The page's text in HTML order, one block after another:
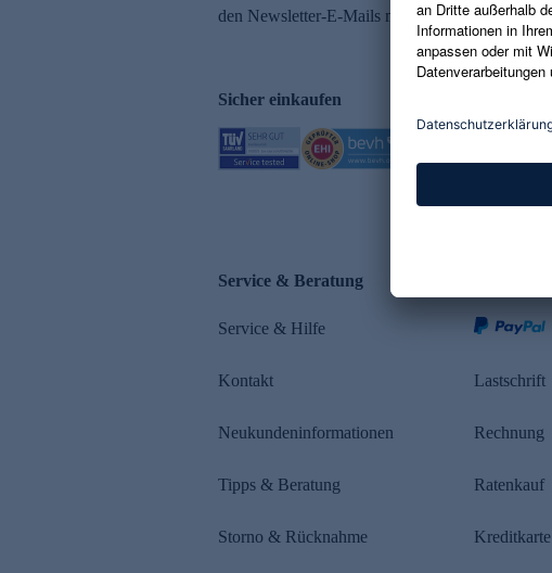
den Newsletter-E-Mails möglich.
Sicher einkaufen
Service & Beratung
Service & Hilfe
Kontakt
Neukundeninformationen
Tipps & Beratung
Storno & Rücknahme
Lastschrift
Rechnung
Ratenkauf
Kreditkarte